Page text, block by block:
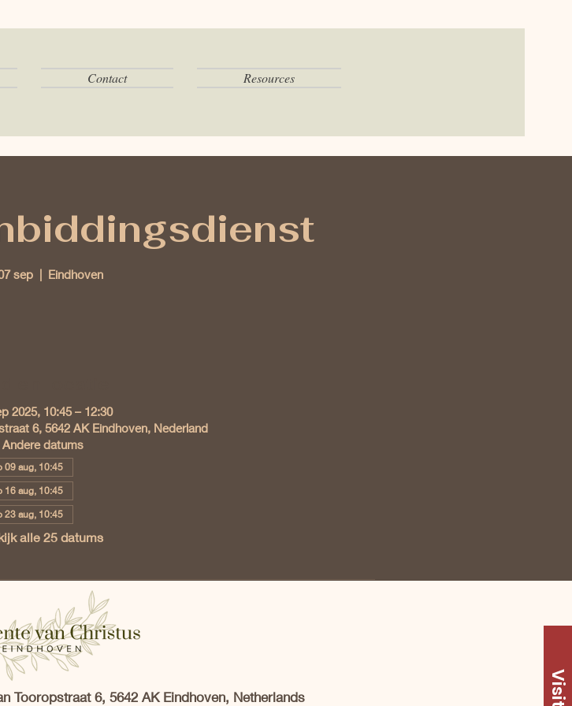
Contact Resources
sep
  |
Eindhoven
2025, 10:45 – 12:30
6, 5642 AK Eindhoven, Nederland
Andere datums
09 aug, 10:45
16 aug, 10:45
23 aug, 10:45
alle 25 datums
Tooropstraat 6, 5642 AK Eindhoven, Netherlands